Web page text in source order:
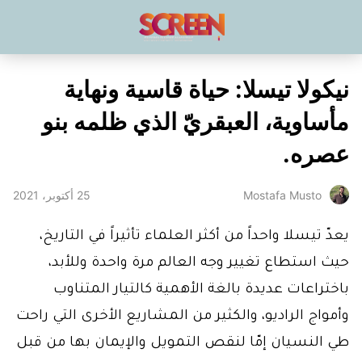
نيكولا تيسلا: حياة قاسية ونهاية
مأساوية، العبقريّ الذي ظلمه بنو
عصره.
Mostafa Musto 25 أكتوبر، 2021
يعدّ تيسلا واحداً من أكثر العلماء تأثيراً في التاريخ،
حيث استطاع تغيير وجه العالم مرة واحدة وللأبد،
باختراعات عديدة بالغة الأهمية كالتيار المتناوب
وأمواج الراديو، والكثير من المشاريع الأخرى التي راحت
طي النسيان إمّا لنقص التمويل والإيمان بها من قبل